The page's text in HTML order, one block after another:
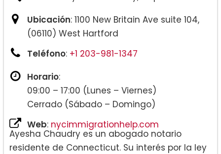
Ubicación: 1100 New Britain Ave suite 104,
(06110) West Hartford
Teléfono: +1 203-981-1347
Horario:
09:00 – 17:00 (Lunes – Viernes)
Cerrado (Sábado – Domingo)
Web: nycimmigrationhelp.com
Ayesha Chaudry es un abogado notario
residente de Connecticut. Su interés por la ley